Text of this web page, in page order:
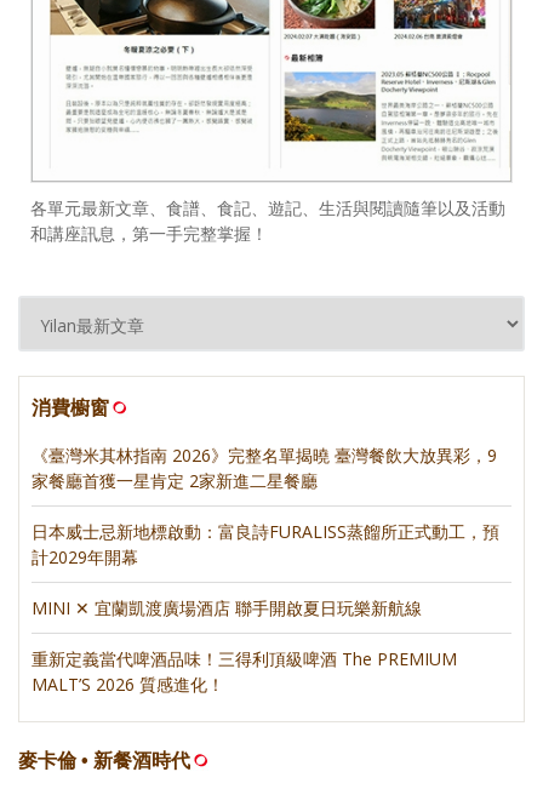
各單元最新文章、食譜、食記、遊記、生活與閱讀隨筆以及活動
和講座訊息，第一手完整掌握！
消費櫥窗
《臺灣米其林指南 2026》完整名單揭曉 臺灣餐飲大放異彩，9
家餐廳首獲一星肯定 2家新進二星餐廳
日本威士忌新地標啟動：富良詩FURALISS蒸餾所正式動工，預
計2029年開幕
MINI ✕ 宜蘭凱渡廣場酒店 聯手開啟夏日玩樂新航線
重新定義當代啤酒品味！三得利頂級啤酒 The PREMIUM
MALT’S 2026 質感進化！
麥卡倫 • 新餐酒時代